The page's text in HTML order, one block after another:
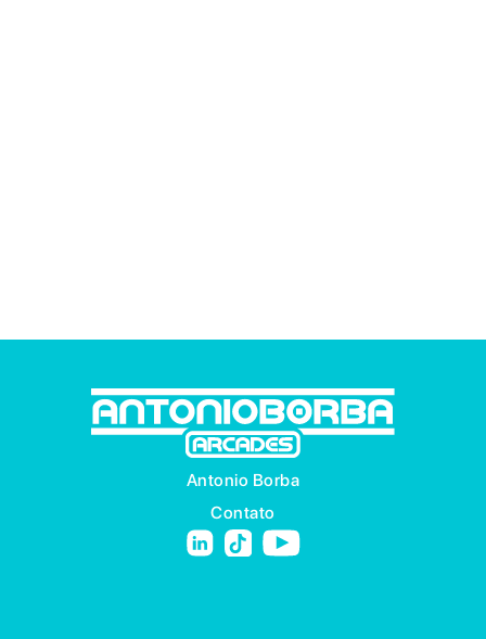
Antonio Borba
Contato